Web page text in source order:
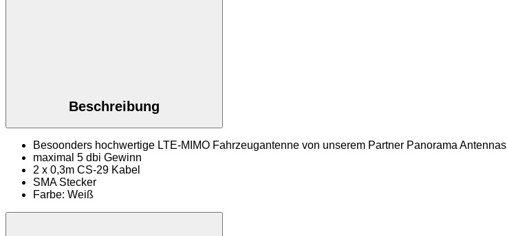
Beschreibung
Besoonders hochwertige LTE-MIMO Fahrzeugantenne von unserem Partner Panorama Antennas
maximal 5 dbi Gewinn
2 x 0,3m CS-29 Kabel
SMA Stecker
Farbe: Weiß